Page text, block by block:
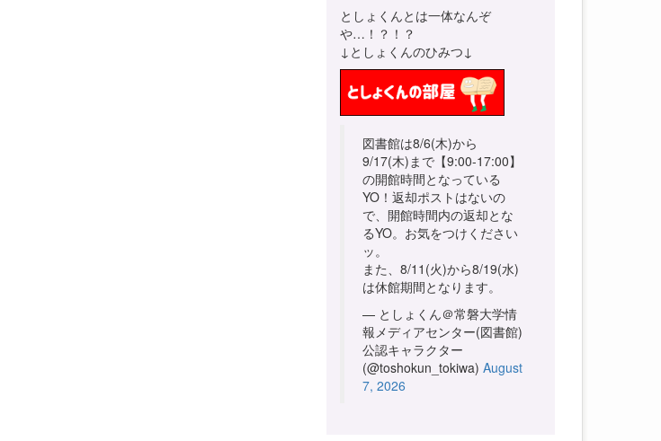
としょくんとは一体なんぞ
や…！？！？
↓としょくんのひみつ↓
図書館は8/6(木)から
9/17(木)まで【9:00-17:00】
の開館時間となっている
YO！返却ポストはないの
で、開館時間内の返却とな
るYO。お気をつけください
ッ。
また、8/11(火)から8/19(水)
は休館期間となります。
— としょくん＠常磐大学情
報メディアセンター(図書館)
公認キャラクター
(@toshokun_tokiwa) August
7, 2026